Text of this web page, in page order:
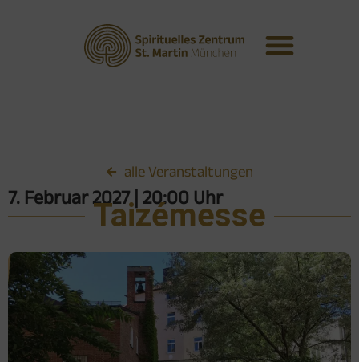
alle Veranstaltungen
7. Februar 2027 | 20:00 Uhr
Taizémesse